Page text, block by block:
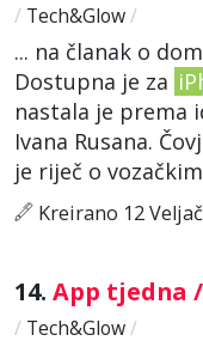
/ Tech&Glow/
... na članak o
Dostupna je za
nastala je prema
Ivana Rusana.
je riječ o
Kreirano 12
14. App tjedna
/ Tech&Glow/